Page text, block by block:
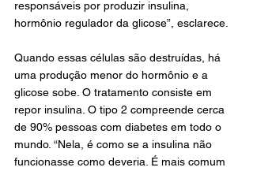
responsáveis por produzir insulina,
hormônio regulador da glicose”, esclarece.
Quando essas células são destruídas, há
uma produção menor do hormônio e a
glicose sobe. O tratamento consiste em
repor insulina. O tipo 2 compreende cerca
de 90% pessoas com diabetes em todo o
mundo. “Nela, é como se a insulina não
funcionasse como deveria. É mais comum